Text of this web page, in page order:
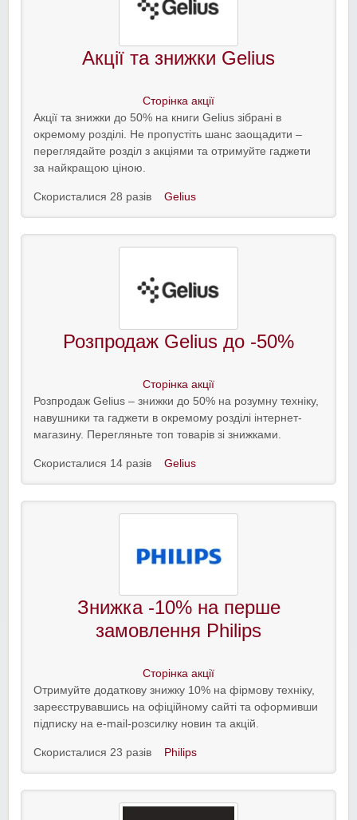
Акції та знижки Gelius
Сторінка акції
Акції та знижки до 50% на книги Gelius зібрані в
окремому розділі. Не пропустіть шанс заощадити –
переглядайте розділ з акціями та отримуйте гаджети
за найкращою ціною.
Скористалися 28 разів Gelius
Розпродаж Gelius до -50%
Сторінка акції
Розпродаж Gelius – знижки до 50% на розумну техніку,
навушники та гаджети в окремому розділі інтернет-
магазину. Перегляньте топ товарів зі знижками.
Скористалися 14 разів Gelius
Знижка -10% на перше
замовлення Philips
Сторінка акції
Отримуйте додаткову знижку 10% на фірмову техніку,
зареєструвавшись на офіційному сайті та оформивши
підписку на e-mail-розсилку новин та акцій.
Скористалися 23 разів Philips